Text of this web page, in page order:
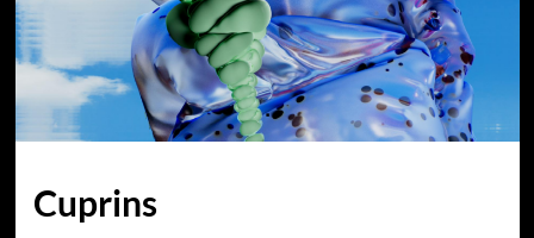
Cuprins